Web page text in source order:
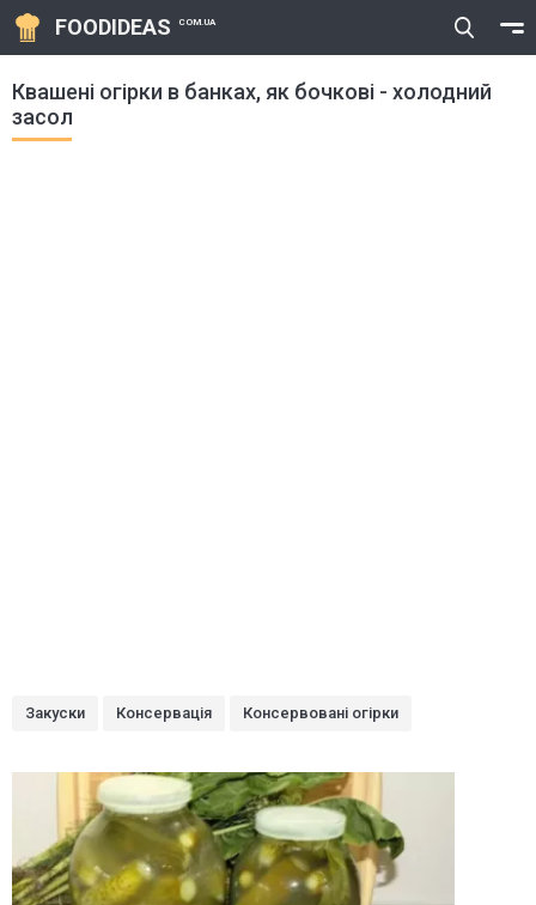
FOODIDEAS COM.UA
Квашені огірки в банках, як бочкові - холодний
засол
Закуски Консервація Консервовані огірки